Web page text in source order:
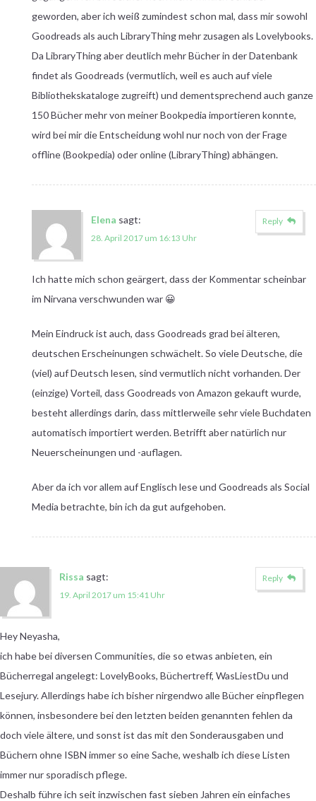
geworden, aber ich weiß zumindest schon mal, dass mir sowohl
Goodreads als auch LibraryThing mehr zusagen als Lovelybooks.
Da LibraryThing aber deutlich mehr Bücher in der Datenbank
findet als Goodreads (vermutlich, weil es auch auf viele
Bibliothekskataloge zugreift) und dementsprechend auch ganze
150 Bücher mehr von meiner Bookpedia importieren konnte,
wird bei mir die Entscheidung wohl nur noch von der Frage
offline (Bookpedia) oder online (LibraryThing) abhängen.
Elena sagt:
28. April 2017 um 16:13 Uhr
Ich hatte mich schon geärgert, dass der Kommentar scheinbar
im Nirvana verschwunden war 😀
Mein Eindruck ist auch, dass Goodreads grad bei älteren,
deutschen Erscheinungen schwächelt. So viele Deutsche, die
(viel) auf Deutsch lesen, sind vermutlich nicht vorhanden. Der
(einzige) Vorteil, dass Goodreads von Amazon gekauft wurde,
besteht allerdings darin, dass mittlerweile sehr viele Buchdaten
automatisch importiert werden. Betrifft aber natürlich nur
Neuerscheinungen und -auflagen.
Aber da ich vor allem auf Englisch lese und Goodreads als Social
Media betrachte, bin ich da gut aufgehoben.
Reply
Rissa sagt:
19. April 2017 um 15:41 Uhr
Hey Neyasha,
ich habe bei diversen Communities, die so etwas anbieten, ein
Bücherregal angelegt: LovelyBooks, Büchertreff, WasLiestDu und
Lesejury. Allerdings habe ich bisher nirgendwo alle Bücher einpflegen
können, insbesondere bei den letzten beiden genannten fehlen da
doch viele ältere, und sonst ist das mit den Sonderausgaben und
Büchern ohne ISBN immer so eine Sache, weshalb ich diese Listen
immer nur sporadisch pflege.
Deshalb führe ich seit inzwischen fast sieben Jahren ein einfaches
Reply